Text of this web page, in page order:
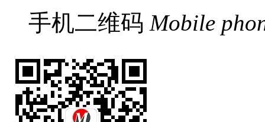
手机二维码 Mobile